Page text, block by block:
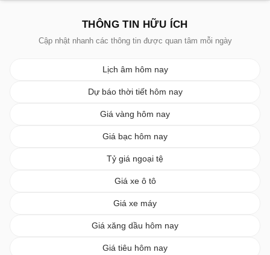
THÔNG TIN HỮU ÍCH
Cập nhật nhanh các thông tin được quan tâm mỗi ngày
Lịch âm hôm nay
Dự báo thời tiết hôm nay
Giá vàng hôm nay
Giá bạc hôm nay
Tỷ giá ngoại tệ
Giá xe ô tô
Giá xe máy
Giá xăng dầu hôm nay
Giá tiêu hôm nay